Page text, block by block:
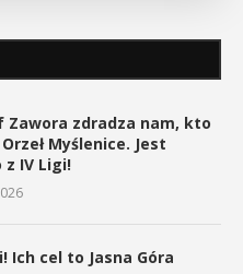
Zawora zdradza nam, kto
Myślenice. Jest
z IV Ligi!
Ich cel to Jasna Góra